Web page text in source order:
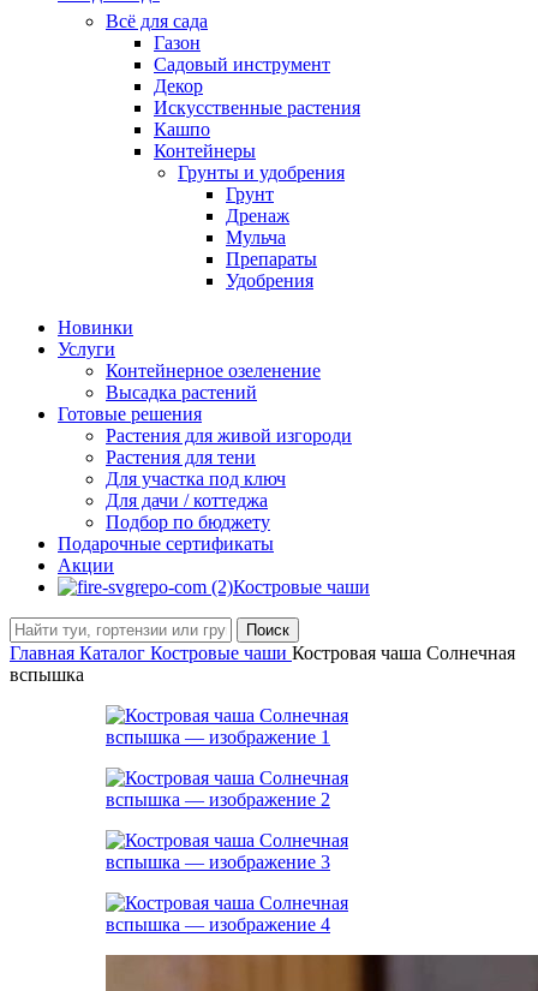
Всё для сада
Газон
Садовый инструмент
Декор
Искусственные растения
Кашпо
Контейнеры
Грунты и удобрения
Грунт
Дренаж
Мульча
Препараты
Удобрения
Новинки
Услуги
Контейнерное озеленение
Высадка растений
Готовые решения
Растения для живой изгороди
Растения для тени
Для участка под ключ
Для дачи / коттеджа
Подбор по бюджету
Подарочные сертификаты
Акции
Костровые чаши
Поиск
Главная Каталог Костровые чаши Костровая чаша Солнечная
вспышка